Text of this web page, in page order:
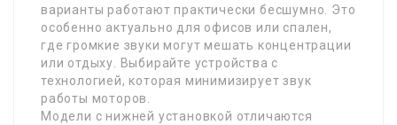
варианты работают практически бесшумно. Это
особенно актуально для офисов или спален,
где громкие звуки могут мешать концентрации
или отдыху. Выбирайте устройства с
технологией, которая минимизирует звук
работы моторов.
Модели с нижней установкой отличаются